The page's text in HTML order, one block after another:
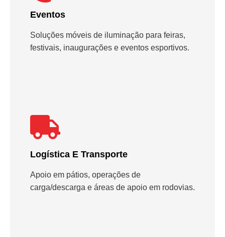
Eventos
Soluções móveis de iluminação para feiras,
festivais, inaugurações e eventos esportivos.
Logística E Transporte
Apoio em pátios, operações de
carga/descarga e áreas de apoio em rodovias.